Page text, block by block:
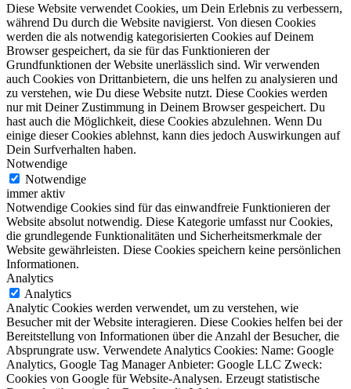
Diese Website verwendet Cookies, um Dein Erlebnis zu verbessern,
während Du durch die Website navigierst. Von diesen Cookies
werden die als notwendig kategorisierten Cookies auf Deinem
Browser gespeichert, da sie für das Funktionieren der
Grundfunktionen der Website unerlässlich sind. Wir verwenden
auch Cookies von Drittanbietern, die uns helfen zu analysieren und
zu verstehen, wie Du diese Website nutzt. Diese Cookies werden
nur mit Deiner Zustimmung in Deinem Browser gespeichert. Du
hast auch die Möglichkeit, diese Cookies abzulehnen. Wenn Du
einige dieser Cookies ablehnst, kann dies jedoch Auswirkungen auf
Dein Surfverhalten haben.
Notwendige
Notwendige
immer aktiv
Notwendige Cookies sind für das einwandfreie Funktionieren der
Website absolut notwendig. Diese Kategorie umfasst nur Cookies,
die grundlegende Funktionalitäten und Sicherheitsmerkmale der
Website gewährleisten. Diese Cookies speichern keine persönlichen
Informationen.
Analytics
Analytics
Analytic Cookies werden verwendet, um zu verstehen, wie
Besucher mit der Website interagieren. Diese Cookies helfen bei der
Bereitstellung von Informationen über die Anzahl der Besucher, die
Absprungrate usw. Verwendete Analytics Cookies: Name: Google
Analytics, Google Tag Manager Anbieter: Google LLC Zweck:
Cookies von Google für Website-Analysen. Erzeugt statistische